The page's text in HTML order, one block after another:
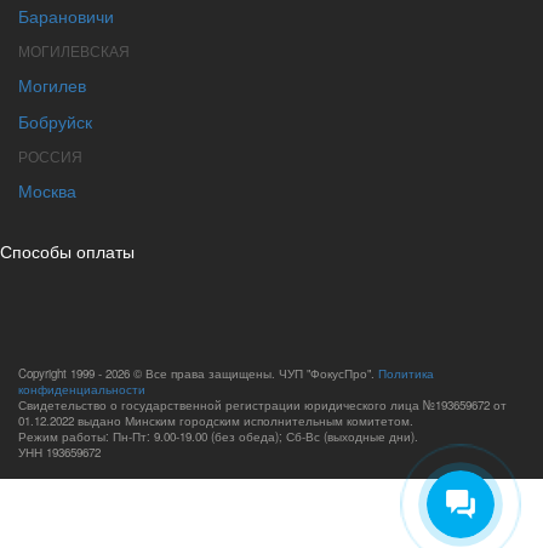
Барановичи
МОГИЛЕВСКАЯ
Могилев
Бобруйск
РОССИЯ
Москва
Способы оплаты
Copyright 1999 - 2026 © Все права защищены. ЧУП "ФокусПро". Политика
конфиденциальности
Свидетельство о государственной регистрации юридического лица №193659672 от
01.12.2022 выдано Минским городским исполнительным комитетом.
Режим работы: Пн-Пт: 9.00-19.00 (без обеда); Сб-Вс (выходные дни).
УНН 193659672